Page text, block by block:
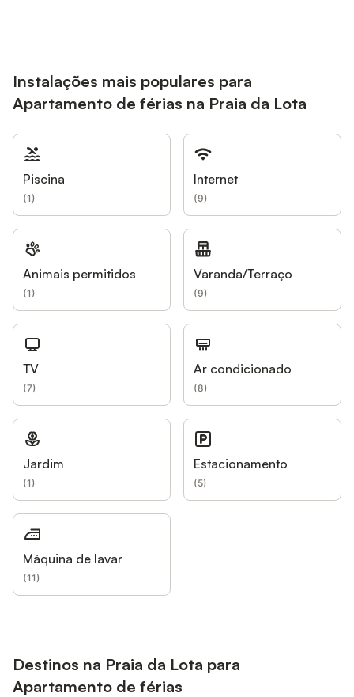
Instalações mais populares para
Apartamento de férias na Praia da Lota
Piscina
(1)
Internet
(9)
Animais permitidos
(1)
Varanda/Terraço
(9)
TV
(7)
Ar condicionado
(8)
Jardim
(1)
Estacionamento
(5)
Máquina de lavar
(11)
Destinos na Praia da Lota para
Apartamento de férias